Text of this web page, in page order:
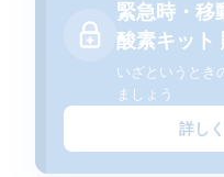
緊急時・移
酸素キット
いざというとき
ましょう
詳し